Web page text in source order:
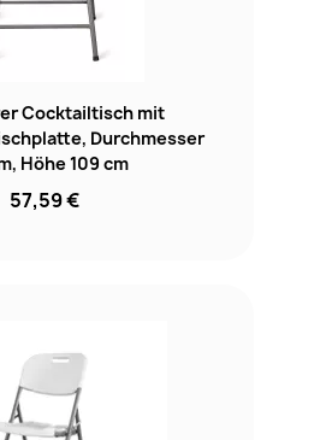
Cocktailtisch mit
Durchmesser
Höhe 109 cm
57,59 €